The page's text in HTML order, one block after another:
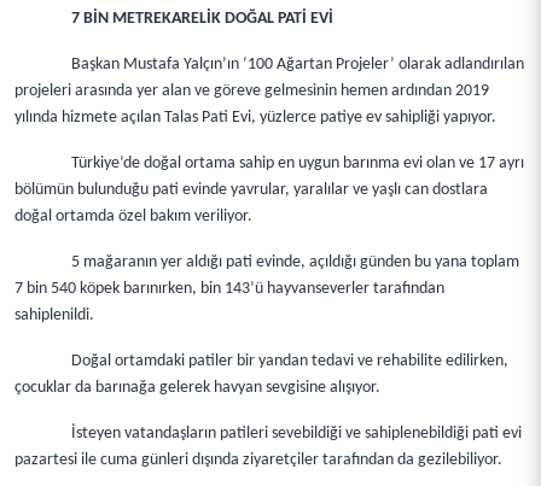
7 BİN METREKARELİK DOĞAL PATİ EVİ
Başkan Mustafa Yalçın’ın ‘100 Ağartan Projeler’ olarak adlandırılan
projeleri arasında yer alan ve göreve gelmesinin hemen ardından 2019
yılında hizmete açılan Talas Pati Evi, yüzlerce patiye ev sahipliği yapıyor.
Türkiye’de doğal ortama sahip en uygun barınma evi olan ve 17 ayrı
bölümün bulunduğu pati evinde yavrular, yaralılar ve yaşlı can dostlara
doğal ortamda özel bakım veriliyor.
5 mağaranın yer aldığı pati evinde, açıldığı günden bu yana toplam
7 bin 540 köpek barınırken, bin 143’ü hayvanseverler tarafından
sahiplenildi.
Doğal ortamdaki patiler bir yandan tedavi ve rehabilite edilirken,
çocuklar da barınağa gelerek havyan sevgisine alışıyor.
İsteyen vatandaşların patileri sevebildiği ve sahiplenebildiği pati evi
pazartesi ile cuma günleri dışında ziyaretçiler tarafından da gezilebiliyor.